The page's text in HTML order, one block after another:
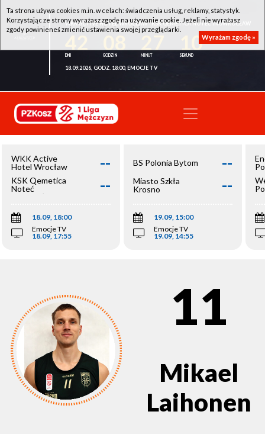
WKK ACTIVE HOTEL WROCŁAW - KSK QEMETICA NOTEĆ INOWROCŁAW
10
18.09.2026, GODZ. 18:00, EMOCJE TV
WKK Active
Hotel Wrocław
--
KSK Qemetica
Noteć
Inowrocław
--
18.09, 18:00
Emocje TV
18.09, 17:55
BS Polonia Bytom --
Miasto Szkła
Krosno
--
19.09, 15:00
Emocje TV
19.09, 14:55
11
Mikael
Laihonen
Ta strona używa cookies m.in. w celach: świadczenia usług, reklamy, statystyk.
Korzystając ze strony wyrażasz zgodę na używanie cookie. Jeżeli nie wyrażasz
zgody powinieneś zmienić ustawienia swojej przeglądarki.
Wyrażam zgodę »